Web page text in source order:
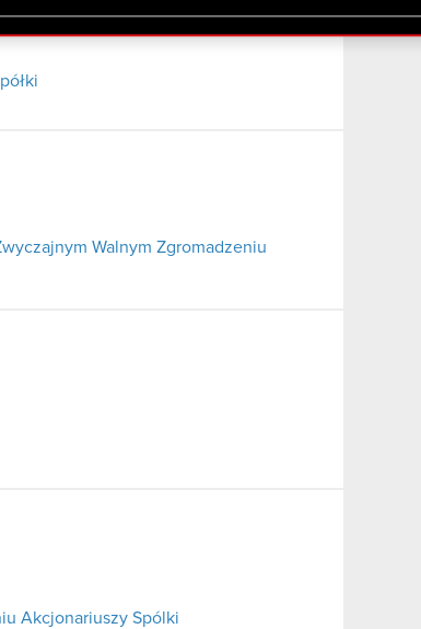
Walnym Zgromadzeniu
Akcjonariuszy Spólki